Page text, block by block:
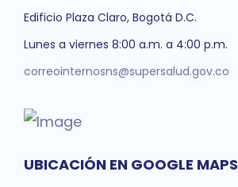
UBICACIÓN EN GOOGLE MAPS
Edificio Plaza Claro, Bogotá D.C.
Lunes a viernes 8:00 a.m. a 4:00 p.m.
correointernosns@supersalud.gov.co